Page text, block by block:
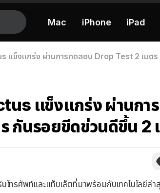
Mac iPhone iPad
แข็งแกร่ง ผ่านการทดสอบ Drop Test 2 เมตร
แข็งแกร่ง ผ่านการ
กันรอยขีดข่วนดีขึ้น 2
ทรศัพท์และแท็บเล็ตที่มาพร้อมกับเทคโนโลยีล่